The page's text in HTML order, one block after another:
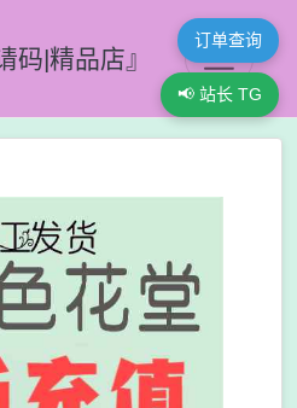
码|精品店』
订单查询
📢 站长 TG